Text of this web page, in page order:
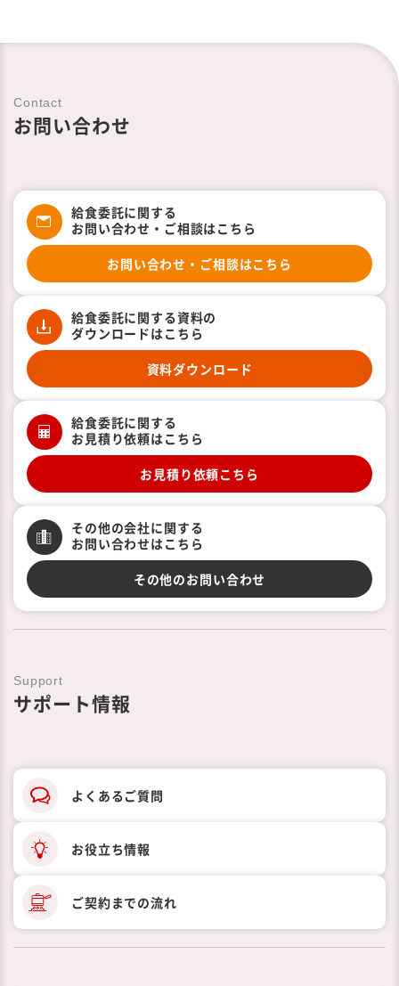
Contact
お問い合わせ
給食委託に関する
お問い合わせ・ご相談はこちら
お問い合わせ・ご相談はこちら
給食委託に関する資料の
ダウンロードはこちら
資料ダウンロード
給食委託に関する
お見積り依頼はこちら
お見積り依頼こちら
その他の会社に関する
お問い合わせはこちら
その他のお問い合わせ
Support
サポート情報
よくあるご質問
お役立ち情報
ご契約までの流れ